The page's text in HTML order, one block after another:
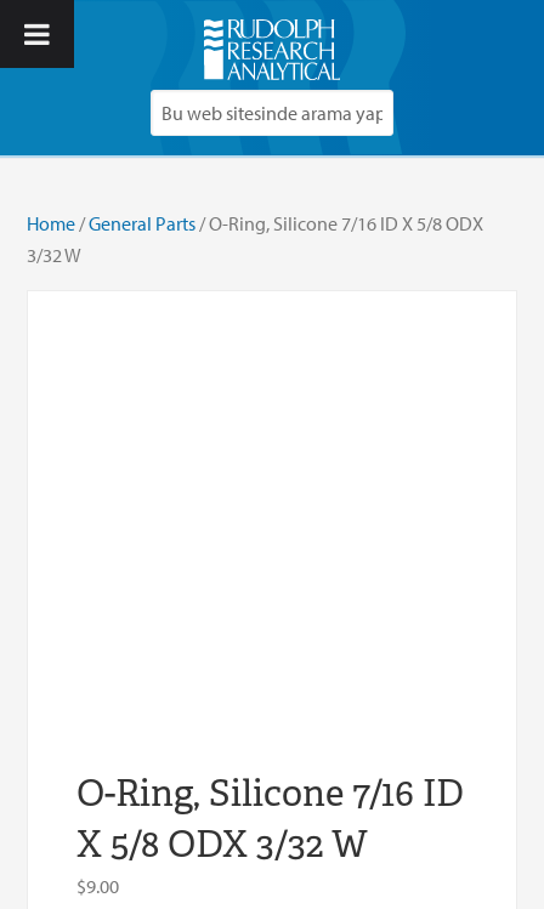
Home /General Parts / O-Ring, Silicone 7/16 ID X 5/8 ODX
3/32 W
O-Ring, Silicone 7/16 ID
X 5/8 ODX 3/32 W
$9.00